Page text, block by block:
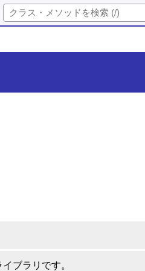
ブラリです。